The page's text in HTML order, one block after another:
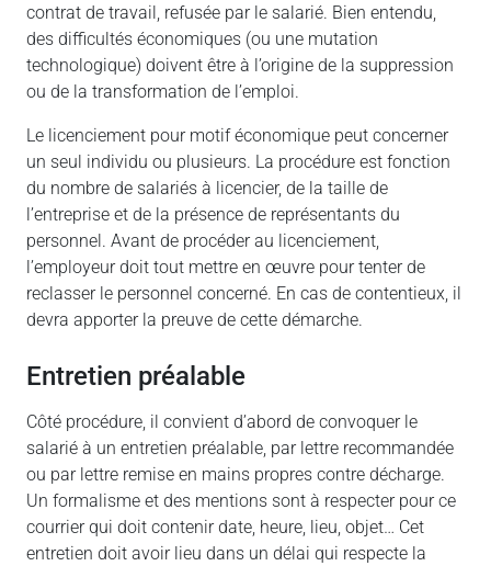
contrat de travail, refusée par le salarié. Bien entendu,
des difficultés économiques (ou une mutation
technologique) doivent être à l’origine de la suppression
ou de la transformation de l’emploi.
Le licenciement pour motif économique peut concerner
un seul individu ou plusieurs. La procédure est fonction
du nombre de salariés à licencier, de la taille de
l’entreprise et de la présence de représentants du
personnel. Avant de procéder au licenciement,
l’employeur doit tout mettre en œuvre pour tenter de
reclasser le personnel concerné. En cas de contentieux, il
devra apporter la preuve de cette démarche.
Entretien préalable
Côté procédure, il convient d’abord de convoquer le
salarié à un entretien préalable, par lettre recommandée
ou par lettre remise en mains propres contre décharge.
Un formalisme et des mentions sont à respecter pour ce
courrier qui doit contenir date, heure, lieu, objet… Cet
entretien doit avoir lieu dans un délai qui respecte la